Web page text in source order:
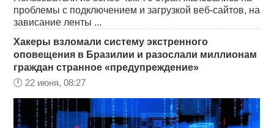
проблемы с подключением и загрузкой веб-сайтов, на
зависание ленты ...
Хакеры взломали систему экстренного
оповещения в Бразилии и разослали миллионам
граждан странное «предупреждение»
🕛 22 июня, 08:27